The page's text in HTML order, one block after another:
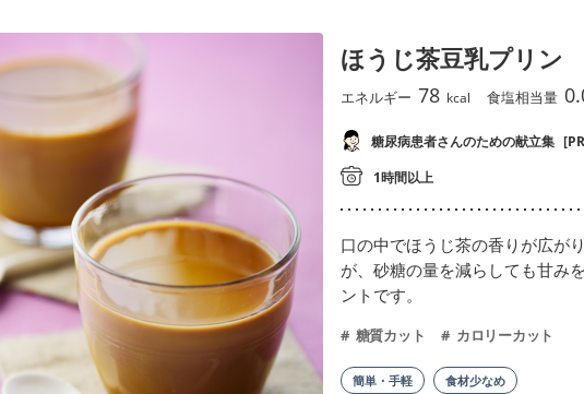
ほうじ茶豆乳プリン
エネルギー 78 kcal 食塩相当量
糖尿病患者さんのための献立集
1時間以上
口の中でほうじ茶の香りが広が
が、砂糖の量を減らしても甘み
ントです。
糖質カット カロリーカット
簡単・手軽 食材少なめ